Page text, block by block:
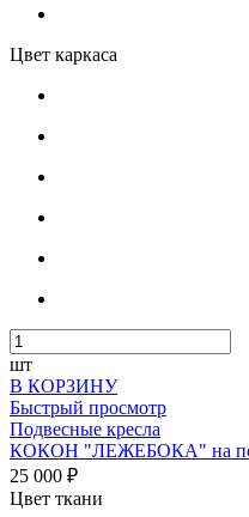
Цвет каркаса
шт
В КОРЗИНУ
Быстрый просмотр
Подвесные кресла
КОКОН "ЛЕЖЕБОКА" на
25 000 ₽
Цвет ткани